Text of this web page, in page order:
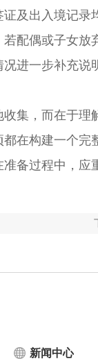
及出入境记
配偶或子女
进一步补充
集，而在于理
在构建一个
备过程中，
新闻中心